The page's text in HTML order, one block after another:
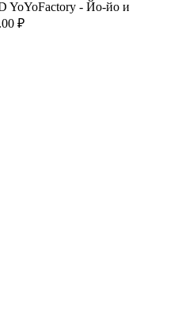
YoYoFactory - Йо-йо и
₽